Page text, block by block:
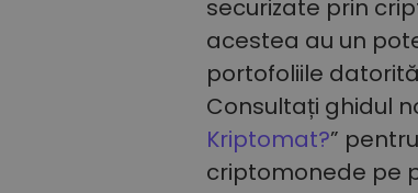
securizate prin
acestea au un
portofoliile
Consultați ghidul
Kriptomat?”
criptomonede pe